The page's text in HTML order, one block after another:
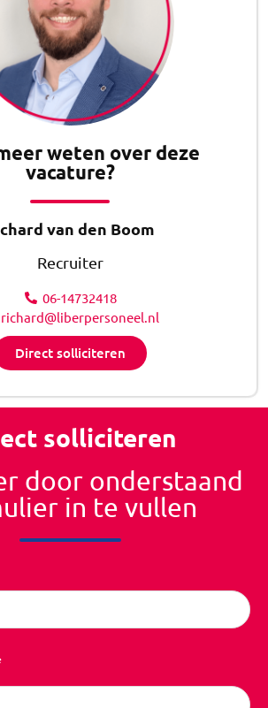
weten over deze
vacature?
van den Boom
Recruiter
06-14732418
richard@liberpersoneel.nl
Direct solliciteren
solliciteren
door onderstaand
in te vullen